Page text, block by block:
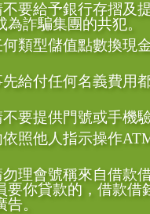
要給予銀行存摺及
為詐騙集團的共犯。
何類型儲值點數換現
先給付任何名義費用
要提供門號或手機
依照他人指示操作
勿理會號稱來自借款
要你貸款的，借款借
。